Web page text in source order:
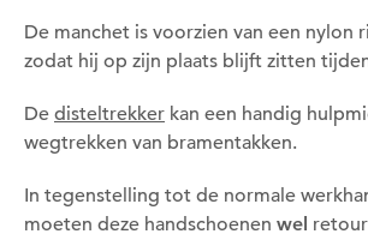
De manchet is voorzien van een nylon
zodat hij op zijn plaats blijft zitten
De disteltrekker kan een handig
wegtrekken van bramentakken.
In tegenstelling tot de normale
moeten deze handschoenen wel
Wil je nu inloggen?
Ja Nee
Om gereedschap te kunnen lenen